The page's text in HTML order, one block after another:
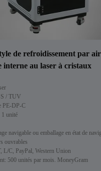
de refroidissement par
interne au laser à cristaux
/ TUV
PE-DP-C
1 unité
navigable ou emballage en état de
ouvrables
L/C, PayPal, Western Union
500 unités par mois. MoneyGram